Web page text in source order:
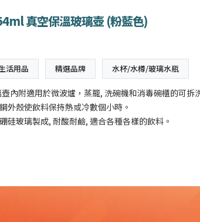
真空保溫玻璃壺 (粉藍色)
活用品 精選品牌 水杯/水樽/玻璃水瓶
內附適用於微波爐，蒸籠, 洗碗機和消毒碗櫃的可拆
外殼使飲料保持熱或冷數個小時。
硅玻璃製成, 耐酸耐鹼, 適合各種各樣的飲料。